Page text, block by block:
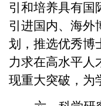
引和培养具有国
引进国内、海外
划，推选优秀博
力求在高水平人
现重大突破，为